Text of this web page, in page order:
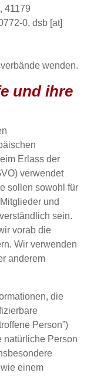
41179
0, dsb [at]
wenden.
und ihre
Erlass der
verwendet
sollen sowohl für
und
sein.
vorab die
Wir verwenden
anderem
die
Person”)
natürliche Person
einem